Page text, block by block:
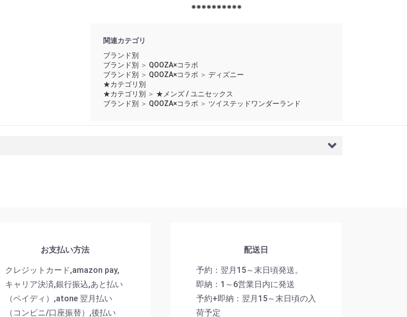
※※※※※※※※※※
関連カテゴリ
ブランド別
ブランド別 ＞ QOOZA×コラボ
ブランド別 ＞ QOOZA×コラボ ＞ ディズニー
★カテゴリ別
★カテゴリ別 ＞ ★メンズ / ユニセックス
ブランド別 ＞ QOOZA×コラボ ＞ ツイステッドワンダーランド
お支払い方法
クレジットカード,amazon pay,
キャリア決済,銀行振込,あと払い
（ペイディ）,atone 翌月払い
（コンビニ/口座振替）,後払い
配送日
予約：翌月15～末日頃発送。
即納：1～6営業日内に発送
予約+即納：翌月15～末日頃の入
荷予定